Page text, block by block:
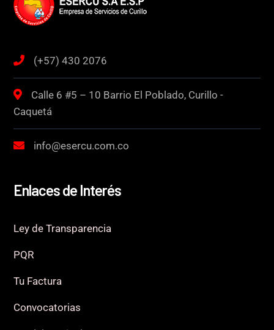
(+57) 430 2076
Calle 6 #5 – 10 Barrio El Poblado, Curillo -
Caquetá
info@esercu.com.co
Enlaces de Interés
Ley de Transparencia
PQR
Tu Factura
Convocatorias